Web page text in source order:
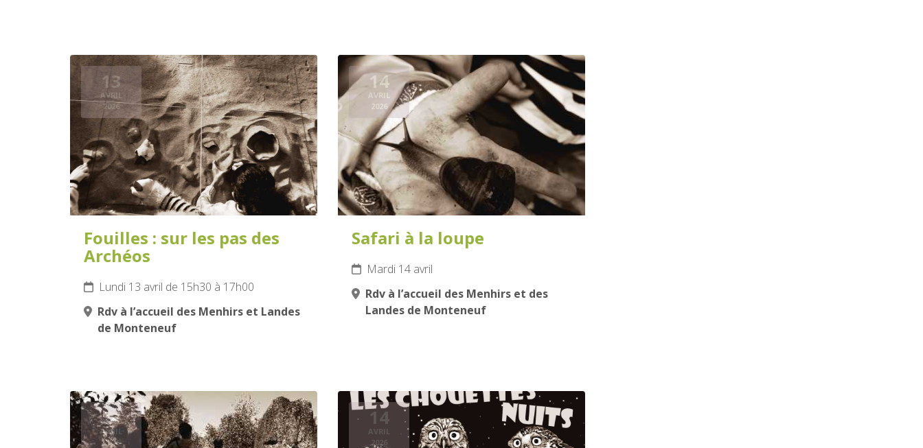
13
AVRIL
2026
Fouilles : sur les pas des
Archéos
Lundi 13 avril de 15h30 à 17h00
Rdv à l’accueil des Menhirs et Landes
de Monteneuf
14
AVRIL
2026
Safari à la loupe
Mardi 14 avril
Rdv à l’accueil des Menhirs et des
Landes de Monteneuf
14
AVRIL
2026
14
AVRIL
2026